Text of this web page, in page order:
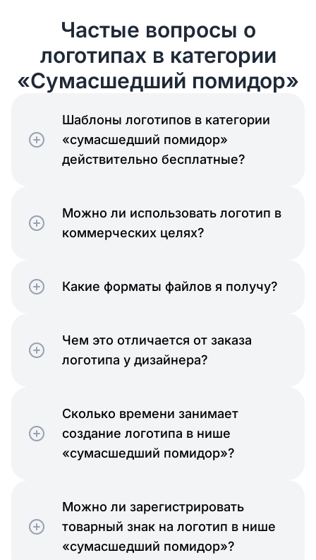
Частые вопросы о
логотипах в категории
«Сумасшедший помидор»
Шаблоны логотипов в категории
«сумасшедший помидор»
действительно бесплатные?
Можно ли использовать логотип в
коммерческих целях?
Какие форматы файлов я получу?
Чем это отличается от заказа
логотипа у дизайнера?
Сколько времени занимает
создание логотипа в нише
«сумасшедший помидор»?
Можно ли зарегистрировать
товарный знак на логотип в нише
«сумасшедший помидор»?